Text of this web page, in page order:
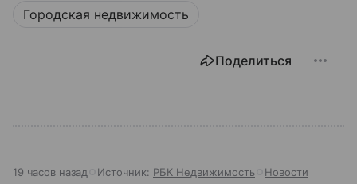
Городская недвижимость
Поделиться
19 часов назад Источник: РБК Недвижимость Новости